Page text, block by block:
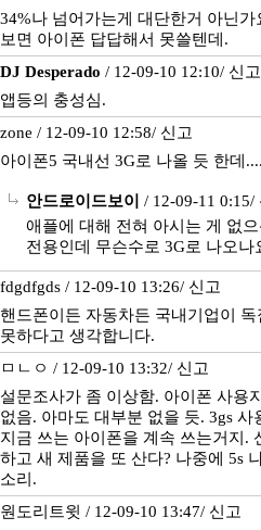
34%나 넘어가는게 대단한거 아닌가
보면 아이폰 답답해서 못쓸텐데.
DJ Desperado / 12-09-10 12:10/ 신고
앱등의 충성심.
zone / 12-09-10 12:58/ 신고
아이폰5 국내선 3G로 나올 듯 한데
안드로이드보이 / 12-09-11 0:15/
애플에 대해 전혀 아시는 게 없
전용인데 무슨수로 3G로 나오나
fdgdfgds / 12-09-10 13:26/ 신고
핸드폰이든 자동차든 국내기업이
못하다고 생각합니다.
ㅁㄴㅇ / 12-09-10 13:32/ 신고
설문조사가 좀 이상함. 아이폰 사용
없음. 아마도 대부분 없을 듯. 3gs 사
지금 쓰는 아이폰을 계속 쓰는거지.
하고 새 제품을 또 산다? 나중에 5s
소리.
원도리트윗 / 12-09-10 13:47/ 신고